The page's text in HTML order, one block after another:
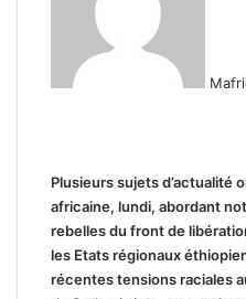
Plusieurs sujets d’actualité
africaine, lundi, abordant
rebelles du front de
les Etats régionaux
récentes tensions raciales